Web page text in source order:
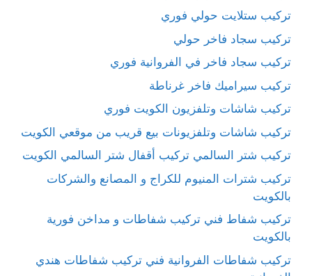
تركيب ستلايت حولي فوري
تركيب سجاد فاخر حولي
تركيب سجاد فاخر في الفروانية فوري
تركيب سيراميك فاخر غرناطة
تركيب شاشات وتلفزيون الكويت فوري
تركيب شاشات وتلفزيونات بيع قريب من موقعي الكويت
تركيب شتر السالمي تركيب أقفال شتر السالمي الكويت
تركيب شترات المنيوم للكراج و المصانع والشركات
بالكويت
تركيب شفاط فني تركيب شفاطات و مداخن فورية
بالكويت
تركيب شفاطات الفروانية فني تركيب شفاطات هندي